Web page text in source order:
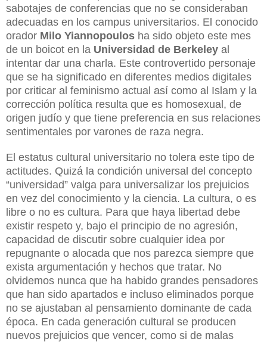
sabotajes de conferencias que no se consideraban
adecuadas en los campus universitarios. El conocido
orador Milo Yiannopoulos ha sido objeto este mes
de un boicot en la Universidad de Berkeley al
intentar dar una charla. Este controvertido personaje
que se ha significado en diferentes medios digitales
por criticar al feminismo actual así como al Islam y la
corrección política resulta que es homosexual, de
origen judío y que tiene preferencia en sus relaciones
sentimentales por varones de raza negra.
El estatus cultural universitario no tolera este tipo de
actitudes. Quizá la condición universal del concepto
“universidad” valga para universalizar los prejuicios
en vez del conocimiento y la ciencia. La cultura, o es
libre o no es cultura. Para que haya libertad debe
existir respeto y, bajo el principio de no agresión,
capacidad de discutir sobre cualquier idea por
repugnante o alocada que nos parezca siempre que
exista argumentación y hechos que tratar. No
olvidemos nunca que ha habido grandes pensadores
que han sido apartados e incluso eliminados porque
no se ajustaban al pensamiento dominante de cada
época. En cada generación cultural se producen
nuevos prejuicios que vencer, como si de malas